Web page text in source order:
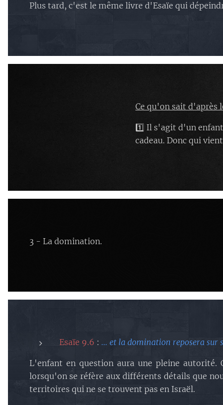
Plus tard, c'est le même livre d'Esaïe qui
Ce qu'on sait d'après
1️⃣ Il s'agit d'un
cadeau. Donc qui
3 - La domination.
Esaïe 9.6 : ... et la domination reposera sur
L'enfant en question aura une pleine autorité.
lorsqu'on se réfère aux différents détails que
territoires qui ne se trouvent pas en Israël.